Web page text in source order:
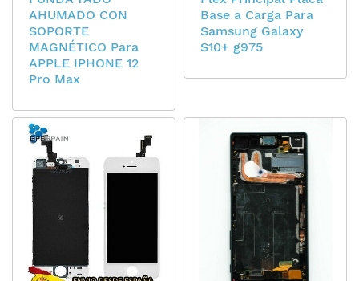
AHUMADO CON
SOPORTE
MAGNÉTICO Para
APPLE IPHONE 12
Pro Max
Base a Carga Para
Samsung Galaxy
S10+ g975